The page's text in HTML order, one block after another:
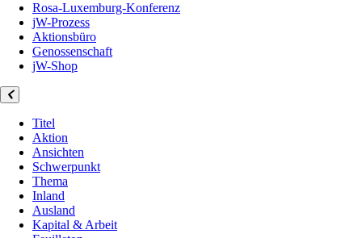
Rosa-Luxemburg-Konferenz
jW-Prozess
Aktionsbüro
Genossenschaft
jW-Shop
Titel
Aktion
Ansichten
Schwerpunkt
Thema
Inland
Ausland
Kapital & Arbeit